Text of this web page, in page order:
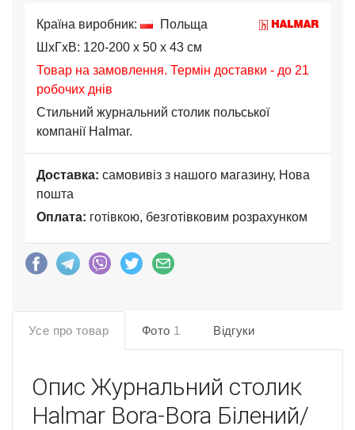
Країна виробник:
Польща
ШхГхВ: 120-200 x 50 x 43 см
Товар на замовлення. Термін доставки - до 21
робочих днів
Стильний журнальний столик польської
компанії Halmar.
Доставка: самовивіз з нашого магазину, Нова
пошта
Оплата: готівкою, безготівковим розрахунком
Усе про товар Фото 1 Відгуки
Опис Журнальний столик
Halmar Bora-Bora Білений/